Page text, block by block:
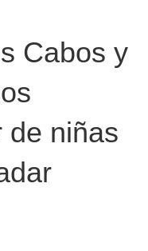
Cabos y
de niñas